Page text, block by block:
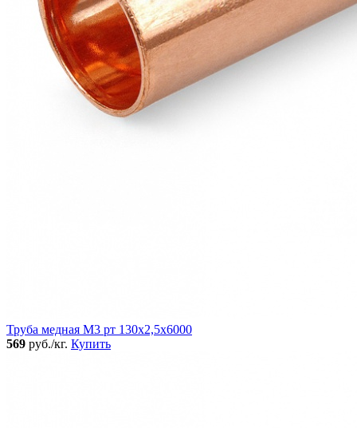
Труба медная М3 рт 130х2,5х6000
569 руб./кг. Купить